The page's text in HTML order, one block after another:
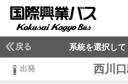
戻る 系統を選択し
出発 西川